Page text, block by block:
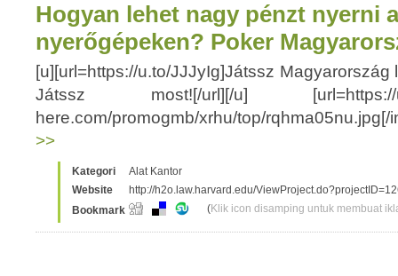
Hogyan lehet nagy pénzt nyerni
nyerőgépeken? Poker
[u][url=https://u.to/JJJyIg]Játssz
Játssz most![/url][/u] [url=https://u.to/
here.com/promogmb/xrhu/top/
>>
Kategori
Alat Kantor
Website
http://h2o.law.harvard.edu/
Bookmark
(Klik icon disamping untuk membuat